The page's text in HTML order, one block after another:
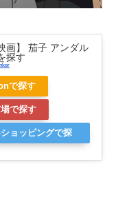
画】 茄子 アンダル
探す
で探す
で探す
ョッピングで探